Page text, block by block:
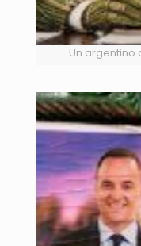
Un argentino